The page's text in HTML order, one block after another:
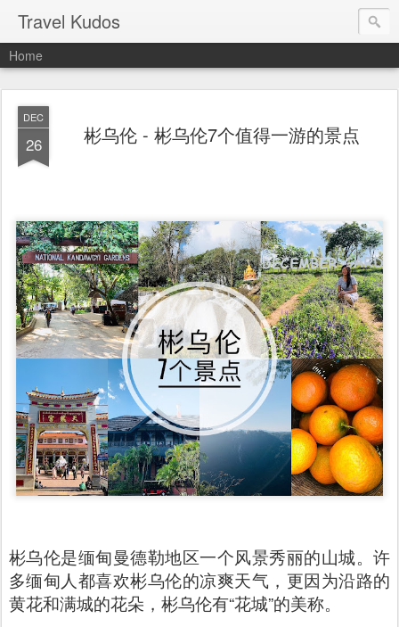
Travel Kudos
Home
DEC
26 彬乌伦 - 彬乌伦7个值得一游的景点
彬乌伦是缅甸曼德勒地区一个风景秀丽的山城。许
多缅甸人都喜欢彬乌伦的凉爽天气，更因为沿路的
黄花和满城的花朵，彬乌伦有“花城”的美称。